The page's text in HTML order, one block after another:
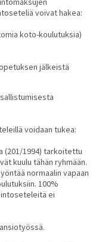
voivat hakea:
koto-koulutuksia)
jälkeistä
voidaan tukea:
(201/1994) tarkoitettu
kuulu tähän ryhmään.
normaalin vapaan
100%
ei